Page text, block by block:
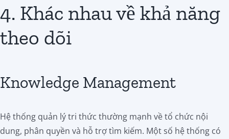
4. Khác nhau về khả năng
theo dõi
Knowledge Management
Hệ thống quản lý tri thức thường mạnh về tổ chức nội
dung, phân quyền và hỗ trợ tìm kiếm. Một số hệ thống có